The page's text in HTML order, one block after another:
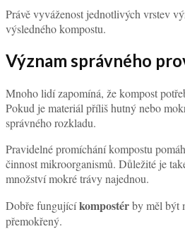
Právě vyváženost jednotlivých vrstev
výsledného kompostu.
Význam správného
Mnoho lidí zapomíná, že kompost
Pokud je materiál příliš hutný nebo
správného rozkladu.
Pravidelné promíchání kompostu
činnost mikroorganismů. Důležité je
množství mokré trávy najednou.
Dobře fungujícíkompostérby měl být
přemokřený.